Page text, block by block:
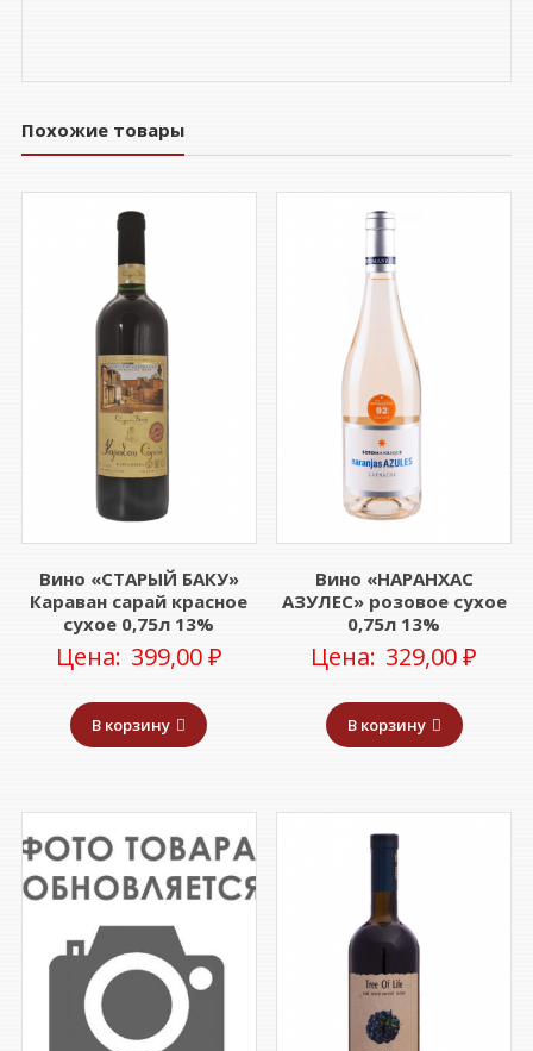
Похожие товары
Вино «СТАРЫЙ БАКУ»
Караван сарай красное
сухое 0,75л 13%
Цена: 399,00₽
В корзину
Вино «НАРАНХАС
АЗУЛЕС» розовое сухое
0,75л 13%
Цена: 329,00₽
В корзину